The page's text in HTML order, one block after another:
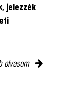
jelezzék
olvasom